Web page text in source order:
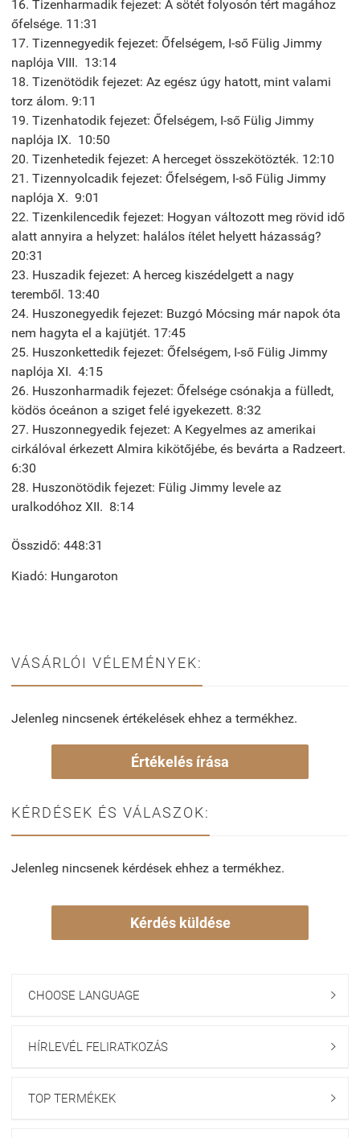
16. Tizenharmadik fejezet: A sötét folyosón tért magához
őfelsége. 11:31
17. Tizennegyedik fejezet: Őfelségem, I-ső Fülig Jimmy
naplója VIII. 13:14
18. Tizenötödik fejezet: Az egész úgy hatott, mint valami
torz álom. 9:11
19. Tizenhatodik fejezet: Őfelségem, I-ső Fülig Jimmy
naplója IX. 10:50
20. Tizenhetedik fejezet: A herceget összekötözték. 12:10
21. Tizennyolcadik fejezet: Őfelségem, I-ső Fülig Jimmy
naplója X. 9:01
22. Tizenkilencedik fejezet: Hogyan változott meg rövid idő
alatt annyira a helyzet: halálos ítélet helyett házasság?
20:31
23. Huszadik fejezet: A herceg kiszédelgett a nagy
teremből. 13:40
24. Huszonegyedik fejezet: Buzgó Mócsing már napok óta
nem hagyta el a kajütjét. 17:45
25. Huszonkettedik fejezet: Őfelségem, I-ső Fülig Jimmy
naplója XI. 4:15
26. Huszonharmadik fejezet: Őfelsége csónakja a fülledt,
ködös óceánon a sziget felé igyekezett. 8:32
27. Huszonnegyedik fejezet: A Kegyelmes az amerikai
cirkálóval érkezett Almira kikötőjébe, és bevárta a Radzeert.
6:30
28. Huszonötödik fejezet: Fülig Jimmy levele az
uralkodóhoz XII. 8:14
Összidő: 448:31
Kiadó: Hungaroton
VÁSÁRLÓI VÉLEMÉNYEK:
Jelenleg nincsenek értékelések ehhez a termékhez.
Értékelés írása
KÉRDÉSEK ÉS VÁLASZOK:
Jelenleg nincsenek kérdések ehhez a termékhez.
Kérdés küldése
CHOOSE LANGUAGE 
HÍRLEVÉL FELIRATKOZÁS 
TOP TERMÉKEK 